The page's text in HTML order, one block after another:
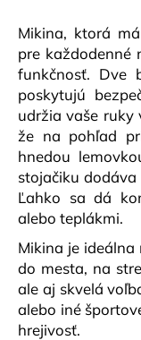
Mikina, ktorá
pre každodenné
funkčnosť. Dve
poskytujú
udržia vaše ruky
že na pohľad
hnedou
stojačiku
Ľahko sa dá
alebo teplákmi.
Mikina je ideálna
do mesta, na
ale aj skvelá
alebo iné
hrejivosť.
a
m
e
DÁMSKE
TRIČKO
AURÉLIA
KRR
ZELENO/
€41,90